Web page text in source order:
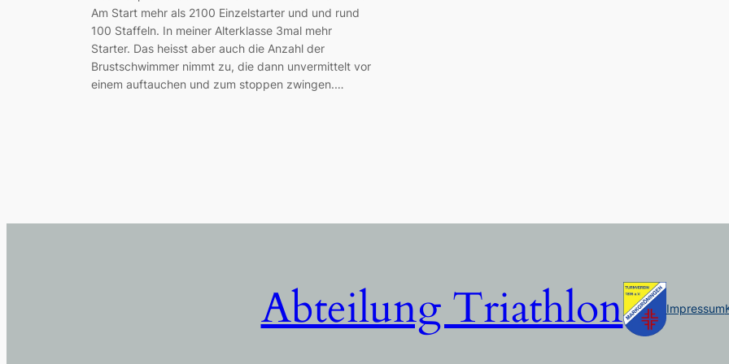
Am Start mehr als 2100 Einzelstarter und und rund
100 Staffeln. In meiner Alterklasse 3mal mehr
Starter. Das heisst aber auch die Anzahl der
Brustschwimmer nimmt zu, die dann unvermittelt vor
einem auftauchen und zum stoppen zwingen.…
Abteilung Triathlon Impressum